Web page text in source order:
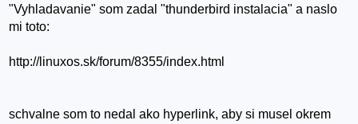
"Vyhladavanie" som zadal "thunderbird instalacia" a naslo
mi toto:
http://linuxos.sk/forum/8355/index.html
schvalne som to nedal ako hyperlink, aby si musel okrem